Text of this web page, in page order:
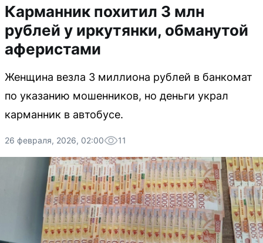
Карманник похитил 3 млн
рублей у иркутянки, обманутой
аферистами
Женщина везла 3 миллиона рублей в банкомат
по указанию мошенников, но деньги украл
карманник в автобусе.
26 февраля, 2026, 02:00 11